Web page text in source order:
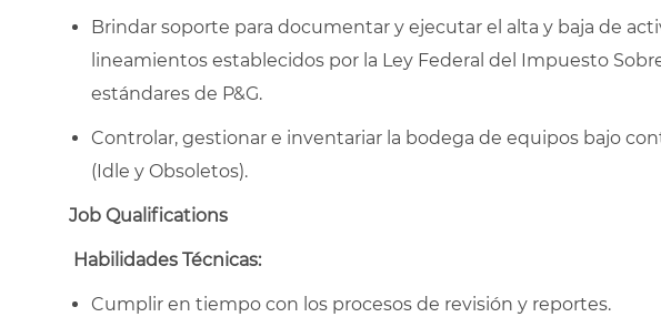
Brindar soporte para documentar y ejecutar el alta y baja de
lineamientos establecidos por la Ley Federal del Impuesto
estándares de P&G.
Controlar, gestionar e inventariar la bodega de equipos bajo
(Idle y Obsoletos).
Job Qualifications
Habilidades Técnicas:
Cumplir en tiempo con los procesos de revisión y reportes.